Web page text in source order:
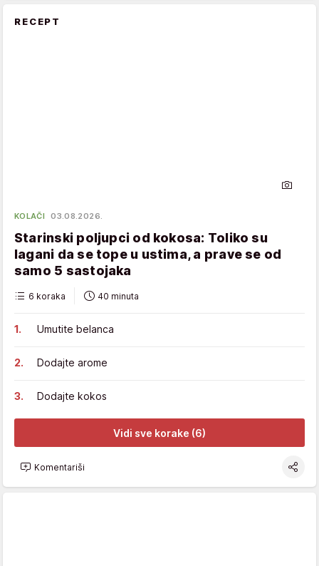
RECEPT
KOLAČI 03.08.2026.
Starinski poljupci od kokosa: Toliko su
lagani da se tope u ustima, a prave se od
samo 5 sastojaka
6 koraka 40 minuta
Umutite belanca
Dodajte arome
Dodajte kokos
Vidi sve korake (6)
Komentariši